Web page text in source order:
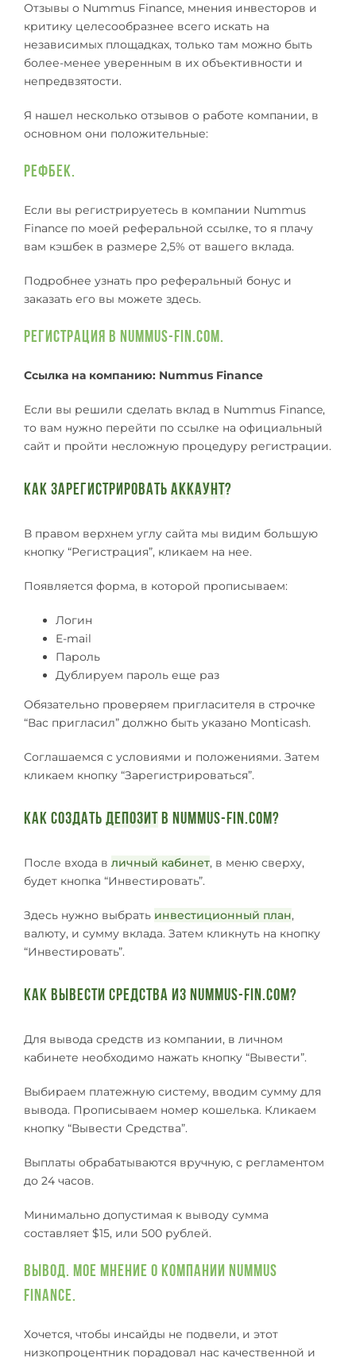
Отзывы о Nummus Finance, мнения инвесторов и
критику целесообразнее всего искать на
независимых площадках, только там можно быть
более-менее уверенным в их объективности и
непредвзятости.
Я нашел несколько отзывов о работе компании, в
основном они положительные:
Рефбек.
Если вы регистрируетесь в компании Nummus
Finance по моей реферальной ссылке, то я плачу
вам кэшбек в размере 2,5% от вашего вклада.
Подробнее узнать про реферальный бонус и
заказать его вы можете здесь.
Регистрация в Nummus-fin.com.
Ссылка на компанию: Nummus Finance
Если вы решили сделать вклад в Nummus Finance,
то вам нужно перейти по ссылке на официальный
сайт и пройти несложную процедуру регистрации.
Как зарегистрировать аккаунт ?
В правом верхнем углу сайта мы видим большую
кнопку “Регистрация”, кликаем на нее.
Появляется форма, в которой прописываем:
Логин
E-mail
Пароль
Дублируем пароль еще раз
Обязательно проверяем пригласителя в строчке
“Вас пригласил” должно быть указано Monticash.
Соглашаемся с условиями и положениями. Затем
кликаем кнопку “Зарегистрироваться”.
Как создать депозит в Nummus-fin.com?
После входа в личный кабинет, в меню сверху,
будет кнопка “Инвестировать”.
Здесь нужно выбрать инвестиционный план,
валюту, и сумму вклада. Затем кликнуть на кнопку
“Инвестировать”.
Как вывести средства из Nummus-fin.com?
Для вывода средств из компании, в личном
кабинете необходимо нажать кнопку “Вывести”.
Выбираем платежную систему, вводим сумму для
вывода. Прописываем номер кошелька. Кликаем
кнопку “Вывести Средства”.
Выплаты обрабатываются вручную, с регламентом
до 24 часов.
Минимально допустимая к выводу сумма
составляет $15, или 500 рублей.
Вывод. Мое мнение о компании Nummus
Finance.
Хочется, чтобы инсайды не подвели, и этот
низкопроцентник порадовал нас качественной и